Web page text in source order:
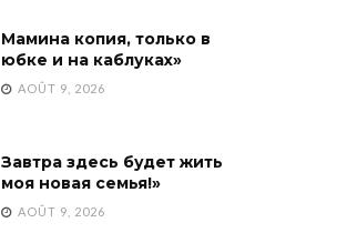
Мамина копия, только в
юбке и на каблуках»
AOÛT 9, 2026
Завтра здесь будет жить
моя новая семья!»
AOÛT 9, 2026